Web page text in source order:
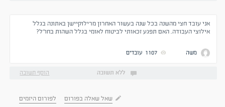
אני עובד חצי מהשנה בכל שנה בעשור האחרון מרילוקיישן באתונה בגלל
אילוצי העבודה. האם תפגע זכאותי לביטוח לאומי בגלל השהות בחו"ל?
משה 1107 עובדים
ללא תשובה הוסף תשובה
שאל שאלה בפורום לפורום היזמים